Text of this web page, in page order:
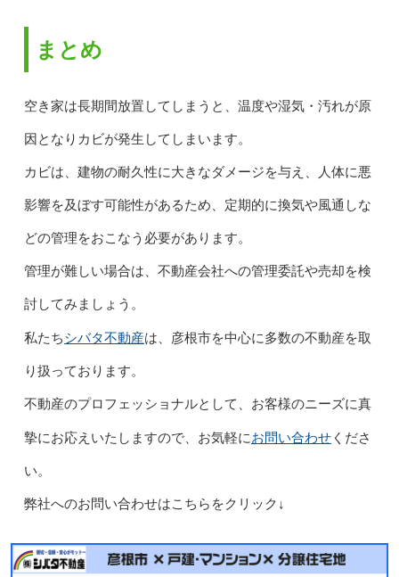
まとめ
空き家は長期間放置してしまうと、温度や湿気・汚れが原
因となりカビが発生してしまいます。
カビは、建物の耐久性に大きなダメージを与え、人体に悪
影響を及ぼす可能性があるため、定期的に換気や風通しな
どの管理をおこなう必要があります。
管理が難しい場合は、不動産会社への管理委託や売却を検
討してみましょう。
私たちシバタ不動産は、彦根市を中心に多数の不動産を取
り扱っております。
不動産のプロフェッショナルとして、お客様のニーズに真
摯にお応えいたしますので、お気軽にお問い合わせくださ
い。
弊社へのお問い合わせはこちらをクリック↓